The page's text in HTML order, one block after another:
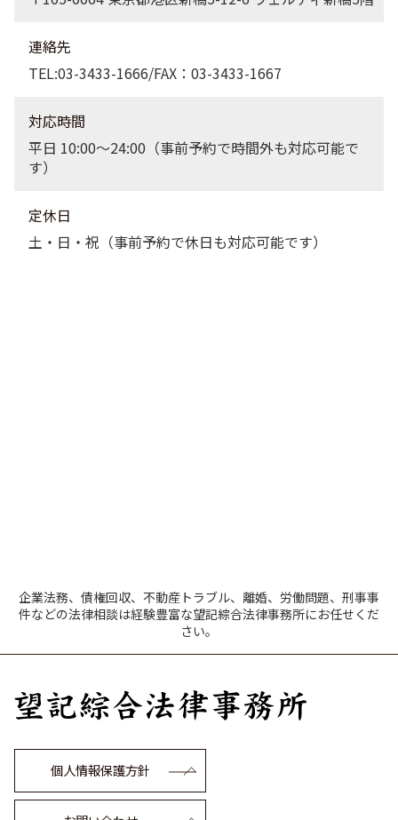
連絡先
TEL:03-3433-1666/FAX：03-3433-1667
対応時間
平日 10:00〜24:00（事前予約で時間外も対応可能で
す）
定休日
土・日・祝（事前予約で休日も対応可能です）
企業法務、債権回収、不動産トラブル、離婚、労働問題、刑事事
件などの法律相談は経験豊富な望記綜合法律事務所にお任せくだ
さい。
個人情報保護方針